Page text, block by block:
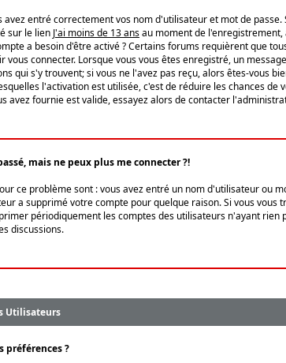
entré correctement vos nom d'utilisateur et mot de
sur le lien J'ai moins de 13 ansau moment de l'enregistrement,
a besoin d'être activé ? Certains forums requièrent que
connecter. Lorsque vous vous êtes enregistré, un
qui s'y trouvent; si vous ne l'avez pas reçu, alors êtes-vous
l'activation est utilisée, c'est de réduire les chances
avez fournie est valide, essayez alors de contacter
mais ne peux plus me connecter ?!
ce problème sont : vous avez entré un nom d'utilisateur ou
a supprimé votre compte pour quelque raison. Si vous vous
périodiquement les comptes des utilisateurs n'ayant
discussions.
Utilisateurs
préférences ?